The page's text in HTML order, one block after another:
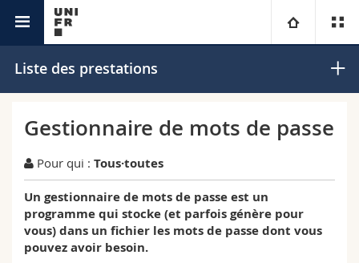
Université
Recherche
Université
Droit
Sciences économiques et sociales et management
Vous êtes
Futurs étudiants
Etudiants
Ressources
Annuaire du personnel
Liste des prestations
Gestionnaire de mots de passe
Pour qui : Tous·toutes
Un gestionnaire de mots de passe est un
programme qui stocke (et parfois génère pour
vous) dans un fichier les mots de passe dont vous
pouvez avoir besoin.